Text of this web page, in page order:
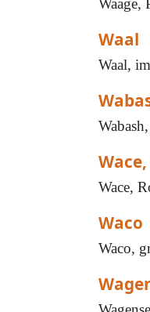
Waage,
Waal
Waal,
Wace,
Waco
Waco,